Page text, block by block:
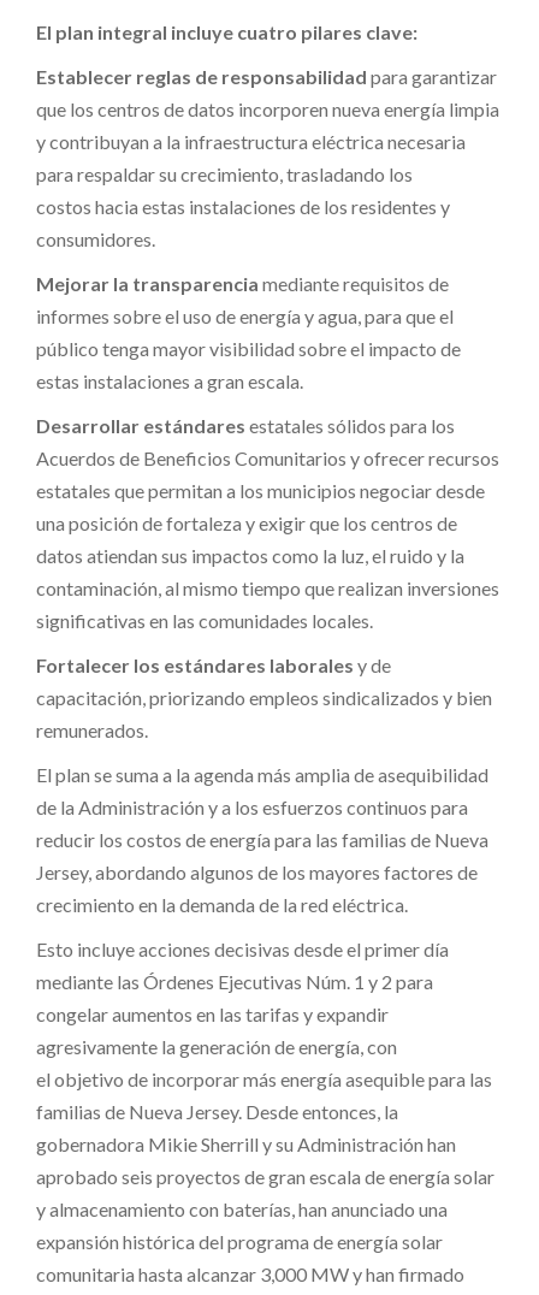
El plan integral incluye cuatro pilares clave:
Establecer reglas de responsabilidad para garantizar
que los centros de datos incorporen nueva energía limpia
y contribuyan a la infraestructura eléctrica necesaria
para respaldar su crecimiento, trasladando los
costos hacia estas instalaciones de los residentes y
consumidores.
Mejorar la transparencia mediante requisitos de
informes sobre el uso de energía y agua, para que el
público tenga mayor visibilidad sobre el impacto de
estas instalaciones a gran escala.
Desarrollar estándares estatales sólidos para los
Acuerdos de Beneficios Comunitarios y ofrecer recursos
estatales que permitan a los municipios negociar desde
una posición de fortaleza y exigir que los centros de
datos atiendan sus impactos como la luz, el ruido y la
contaminación, al mismo tiempo que realizan inversiones
significativas en las comunidades locales.
Fortalecer los estándares laborales y de
capacitación, priorizando empleos sindicalizados y bien
remunerados.
El plan se suma a la agenda más amplia de asequibilidad
de la Administración y a los esfuerzos continuos para
reducir los costos de energía para las familias de Nueva
Jersey, abordando algunos de los mayores factores de
crecimiento en la demanda de la red eléctrica.
Esto incluye acciones decisivas desde el primer día
mediante las Órdenes Ejecutivas Núm. 1 y 2 para
congelar aumentos en las tarifas y expandir
agresivamente la generación de energía, con
el objetivo de incorporar más energía asequible para las
familias de Nueva Jersey. Desde entonces, la
gobernadora Mikie Sherrill y su Administración han
aprobado seis proyectos de gran escala de energía solar
y almacenamiento con baterías, han anunciado una
expansión histórica del programa de energía solar
comunitaria hasta alcanzar 3,000 MW y han firmado